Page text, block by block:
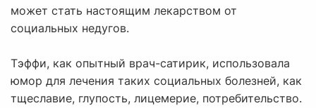
может стать настоящим лекарством от
социальных недугов.
Тэффи, как опытный врач-сатирик, использовала
юмор для лечения таких социальных болезней, как
тщеславие, глупость, лицемерие, потребительство.